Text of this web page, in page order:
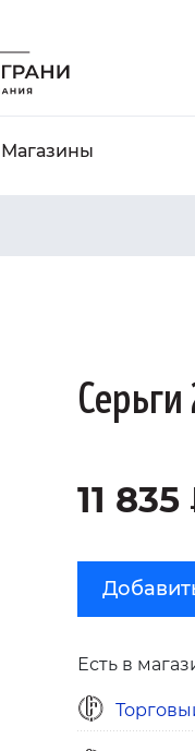
Магазины
11 835
Есть в